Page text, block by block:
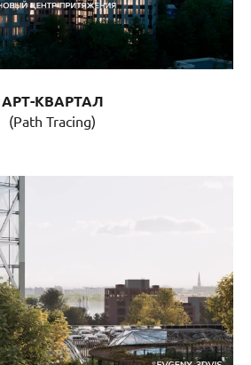
АРТ-КВАРТАЛ
(Path Tracing)